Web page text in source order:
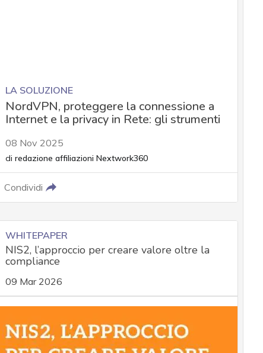
LA SOLUZIONE
NordVPN, proteggere la connessione a
Internet e la privacy in Rete: gli strumenti
08 Nov 2025
di redazione affiliazioni Nextwork360
Condividi
WHITEPAPER
NIS2, l’approccio per creare valore oltre la
compliance
09 Mar 2026